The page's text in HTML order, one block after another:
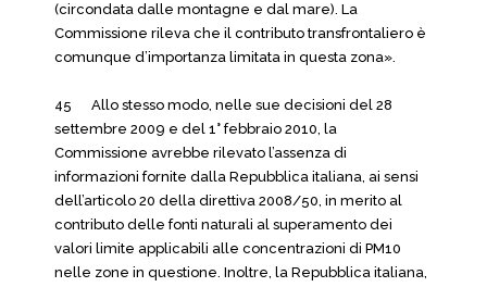
(circondata dalle montagne e dal mare). La
Commissione rileva che il contributo transfrontaliero è
comunque d’importanza limitata in questa zona».
45 Allo stesso modo, nelle sue decisioni del 28
settembre 2009 e del 1° febbraio 2010, la
Commissione avrebbe rilevato l’assenza di
informazioni fornite dalla Repubblica italiana, ai sensi
dell’articolo 20 della direttiva 2008/50, in merito al
contributo delle fonti naturali al superamento dei
valori limite applicabili alle concentrazioni di PM10
nelle zone in questione. Inoltre, la Repubblica italiana,